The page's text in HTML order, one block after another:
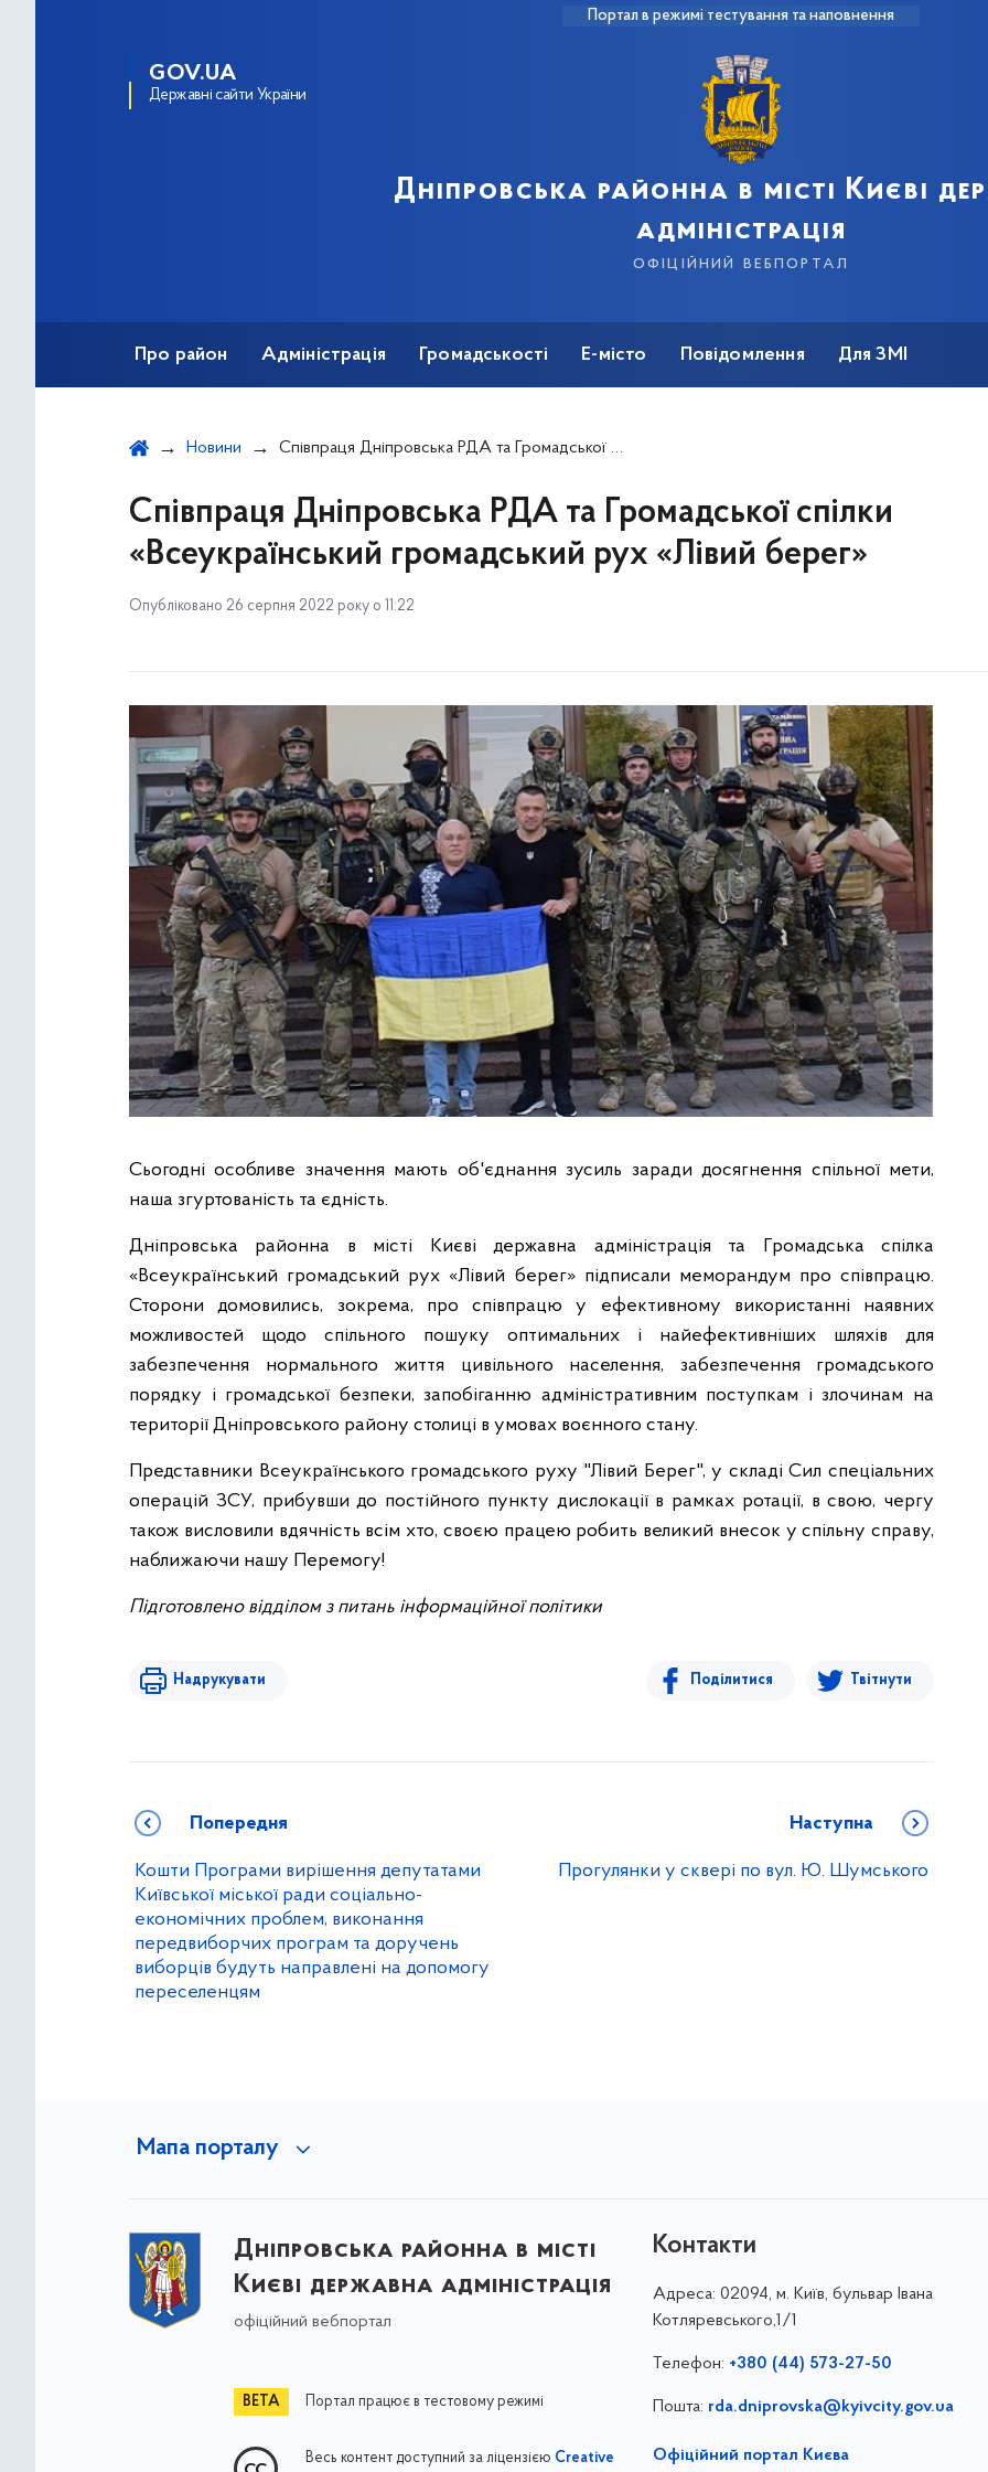
Портал в режимі тестування та наповнення
GOV.UA
Державні сайти України
Дніпровська районна в місті Києві
адміністрація
офіційний вебпортал
Про район Адміністрація Громадськості Е-місто Повідомлення Для ЗМІ
Новини Співпраця Дніпровська РДА та Громадської спілки «Всеукраїнський громадський рух «Лівий берег»
Співпраця Дніпровська РДА та Громадської спілки
«Всеукраїнський громадський рух «Лівий берег»
Опубліковано 26 серпня 2022 року о 11:22
Сьогодні особливе значення мають об'єднання зусиль заради досягнення спільної мети,
наша згуртованість та єдність.
Дніпровська районна в місті Києві державна адміністрація та Громадська спілка
«Всеукраїнський громадський рух «Лівий берег» підписали меморандум про співпрацю.
Сторони домовились, зокрема, про співпрацю у ефективному використанні наявних
можливостей щодо спільного пошуку оптимальних і найефективніших шляхів для
забезпечення нормального життя цивільного населення, забезпечення громадського
порядку і громадської безпеки, запобіганню адміністративним поступкам і злочинам на
території Дніпровського району столиці в умовах воєнного стану.
Представники Всеукраїнського громадського руху "Лівий Берег", у складі Сил спеціальних
операцій ЗСУ, прибувши до постійного пункту дислокації в рамках ротації, в свою, чергу
також висловили вдячність всім хто, своєю працею робить великий внесок у спільну справу,
наближаючи нашу Перемогу!
Підготовлено відділом з питань інформаційної політики
Надрукувати Поділитися Твітнути
Попередня
Кошти Програми вирішення депутатами
Київської міської ради соціально-
економічних проблем, виконання
передвиборчих програм та доручень
виборців будуть направлені на допомогу
переселенцям
Наступна
Прогулянки у сквері по вул. Ю. Шумського
Мапа порталу
Дніпровська районна в місті
Києві державна адміністрація
офіційний вебпортал
Портал працює в тестовому режимі
Весь контент доступний за ліцензією Creative
Контакти
Адреса: 02094, м. Київ, бульвар Івана
Котляревського,1/1
Телефон: +380 (44) 573-27-50
Пошта: rda.dniprovska@kyivcity.gov.ua
Офіційний портал Києва